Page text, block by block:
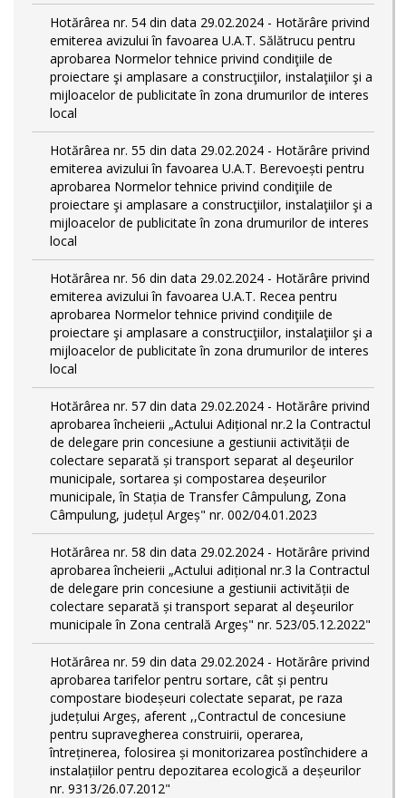
Hotărârea nr. 54 din data 29.02.2024 - Hotărâre privind
emiterea avizului în favoarea U.A.T. Sălătrucu pentru
aprobarea Normelor tehnice privind condiţiile de
proiectare şi amplasare a construcţiilor, instalaţiilor şi a
mijloacelor de publicitate în zona drumurilor de interes
local
Hotărârea nr. 55 din data 29.02.2024 - Hotărâre privind
emiterea avizului în favoarea U.A.T. Berevoești pentru
aprobarea Normelor tehnice privind condiţiile de
proiectare şi amplasare a construcţiilor, instalaţiilor şi a
mijloacelor de publicitate în zona drumurilor de interes
local
Hotărârea nr. 56 din data 29.02.2024 - Hotărâre privind
emiterea avizului în favoarea U.A.T. Recea pentru
aprobarea Normelor tehnice privind condiţiile de
proiectare şi amplasare a construcţiilor, instalaţiilor şi a
mijloacelor de publicitate în zona drumurilor de interes
local
Hotărârea nr. 57 din data 29.02.2024 - Hotărâre privind
aprobarea încheierii „Actului Adițional nr.2 la Contractul
de delegare prin concesiune a gestiunii activității de
colectare separată și transport separat al deşeurilor
municipale, sortarea și compostarea deșeurilor
municipale, în Stația de Transfer Câmpulung, Zona
Câmpulung, județul Argeș" nr. 002/04.01.2023
Hotărârea nr. 58 din data 29.02.2024 - Hotărâre privind
aprobarea încheierii „Actului adițional nr.3 la Contractul
de delegare prin concesiune a gestiunii activității de
colectare separată și transport separat al deşeurilor
municipale în Zona centrală Argeș" nr. 523/05.12.2022"
Hotărârea nr. 59 din data 29.02.2024 - Hotărâre privind
aprobarea tarifelor pentru sortare, cât și pentru
compostare biodeșeuri colectate separat, pe raza
județului Argeș, aferent ,,Contractul de concesiune
pentru supravegherea construirii, operarea,
întreținerea, folosirea și monitorizarea postînchidere a
instalațiilor pentru depozitarea ecologică a deșeurilor
nr. 9313/26.07.2012"